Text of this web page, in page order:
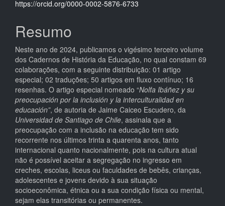
principal
https://orcid.org/0000-0002-5876-6733
Resumo
Neste ano de 2024, publicamos o vigésimo terceiro volume
dos Cadernos de História da Educação, no qual constam 69
colaborações, com a seguinte distribuição: 01 artigo
especial; 02 traduções; 50 artigos em fluxo contínuo; 16
resenhas. O artigo especial nomeado “Nolfa Ibáñez y su
preocupación por la inclusión y la interculturalidad en
educación”, de autoria de Jaime Caiceo Escudero, da
Universidad de Santiago de Chile, assinala que a
preocupação com a inclusão na educação tem sido
recorrente nos últimos trinta a quarenta anos, tanto
internacional quanto nacionalmente, pois na cultura atual
não é possível aceitar a segregação no ingresso em
creches, escolas, liceus ou faculdades de bebês, crianças,
adolescentes e jovens devido à sua situação
socioeconômica, étnica ou a sua condição física ou mental,
sejam elas transitórias ou permanentes.